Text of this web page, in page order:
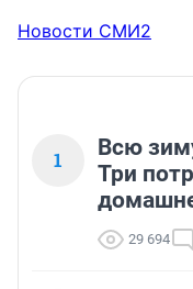
Новости СМИ2
1
Всю
Три
29 694